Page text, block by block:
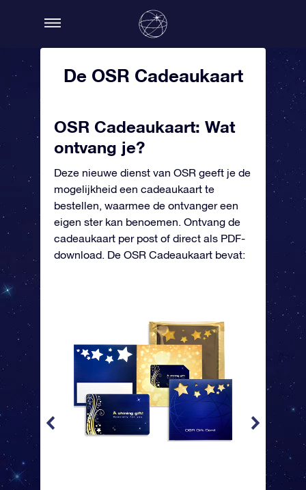
De OSR Cadeaukaart
OSR Cadeaukaart: Wat
ontvang je?
Deze nieuwe dienst van OSR geeft je de
mogelijkheid een cadeaukaart te
bestellen, waarmee de ontvanger een
eigen ster kan benoemen. Ontvang de
cadeaukaart per post of direct als PDF-
download. De OSR Cadeaukaart bevat: